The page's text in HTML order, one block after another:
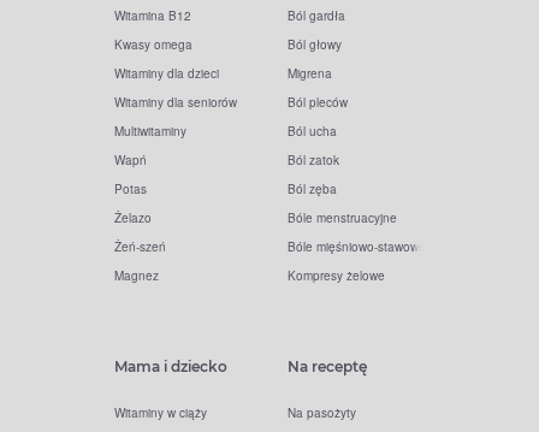
Witamina B12
Kwasy omega
Witaminy dla dzieci
Witaminy dla seniorów
Multiwitaminy
Wapń
Potas
Żelazo
Żeń-szeń
Magnez
Ból gardła
Ból głowy
Migrena
Ból pleców
Ból ucha
Ból zatok
Ból zęba
Bóle menstruacyjne
Bóle mięśniowo-stawowe
Kompresy żelowe
Mama i dziecko
Witaminy w ciąży
Na receptę
Na pasożyty